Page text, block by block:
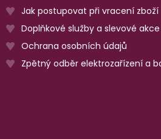
Jak postupovat při vracení zboží
Doplňkové služby a slevové akce
Ochrana osobních údajů
Zpětný odběr elektrozařízení a